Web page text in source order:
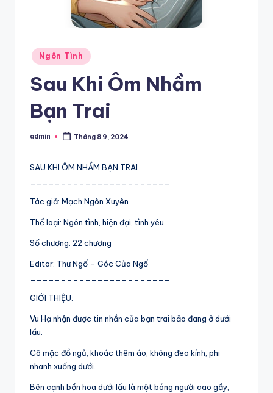
Posted
in
Ngôn Tình
Sau Khi Ôm Nhầm
Bạn Trai
Posted
admin Tháng 8 9, 2024
SAU KHI ÔM NHẦM BẠN TRAI
Tác giả: Mạch Ngôn Xuyên
Thể loại: Ngôn tình, hiện đại, tình yêu
Số chương: 22 chương
Editor: Thư Ngố – Góc Của Ngố
GIỚI THIỆU:
Vu Hạ nhận được tin nhắn của bạn trai bảo đang ở dưới
lầu.
Cô mặc đồ ngủ, khoác thêm áo, không đeo kính, phi
nhanh xuống dưới.
Bên cạnh bồn hoa dưới lầu là một bóng người cao gầy,